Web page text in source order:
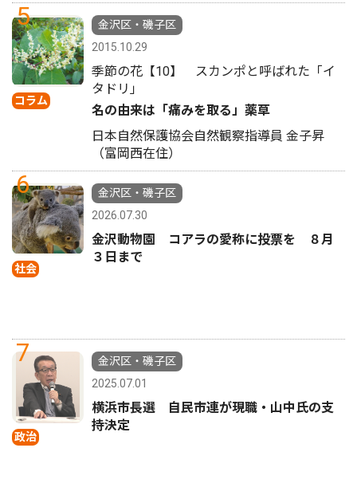
5
コラム
金沢区・磯子区
2015.10.29
季節の花【10】 スカンポと呼ばれた「イ
タドリ」
名の由来は「痛みを取る」薬草
日本自然保護協会自然観察指導員 金子昇
（富岡西在住）
6
社会
金沢区・磯子区
2026.07.30
金沢動物園 コアラの愛称に投票を ８月
３日まで
7
政治
金沢区・磯子区
2025.07.01
横浜市長選 自民市連が現職・山中氏の支
持決定